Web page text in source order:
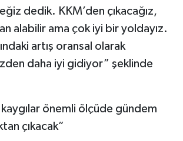
dedik. KKM’den çıkacağız,
alabilir ama çok iyi bir yoldayız.
artış oransal olarak
daha iyi gidiyor” şeklinde
önemli ölçüde gündem
çıkacak”